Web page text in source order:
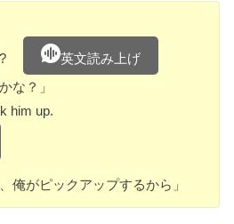
英文読み上げ
な？」
him up.
俺がピックアップするから」